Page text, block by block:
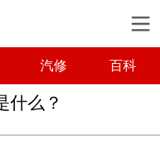
汽修 百科
什么？